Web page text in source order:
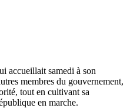
accueillait samedi à son
membres du gouvernement,
tout en cultivant sa
en marche.